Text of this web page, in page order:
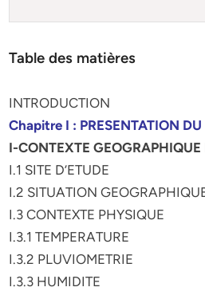
Table des matières
INTRODUCTION
Chapitre I : PRESENTATION DU
I-CONTEXTE GEOGRAPHIQUE
I.1 SITE D’ETUDE
I.2 SITUATION
I.3 CONTEXTE PHYSIQUE
I.3.1 TEMPERATURE
I.3.2 PLUVIOMETRIE
I.3.3 HUMIDITE